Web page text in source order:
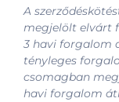
A
megjelölt elvárt
3 havi forgalom
tényleges
csomagban
havi forgalom